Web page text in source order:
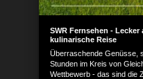
SWR Fernsehen -
kulinarische Reise
Überraschende Genüsse,
Stunden im Kreis von
Wettbewerb - das sind die